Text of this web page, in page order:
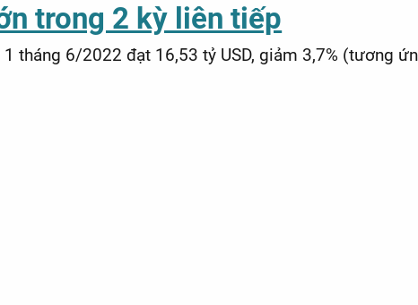
trong 2 kỳ liên tiếp
tháng 6/2022 đạt 16,53 tỷ USD, giảm 3,7% (tương